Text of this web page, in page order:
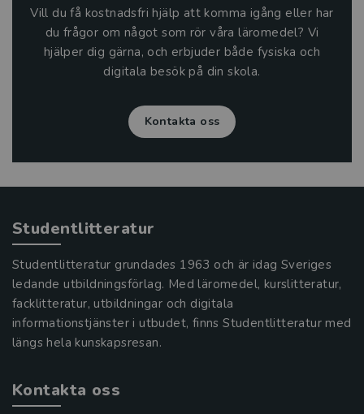
Vill du få kostnadsfri hjälp att komma igång eller har
du frågor om något som rör våra läromedel? Vi
hjälper dig gärna, och erbjuder både fysiska och
digitala besök på din skola.
Kontakta oss
Studentlitteratur
Studentlitteratur grundades 1963 och är idag Sveriges
ledande utbildningsförlag. Med läromedel, kurslitteratur,
facklitteratur, utbildningar och digitala
informationstjänster i utbudet, finns Studentlitteratur med
längs hela kunskapsresan.
Kontakta oss